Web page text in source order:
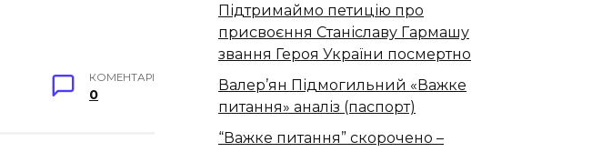
КОМЕНТАРІ
0
Підтримаймо петицію про
присвоєння Станіславу Гармашу
звання Героя України посмертно
Валер’ян Підмогильний «Важке
питання» аналіз (паспорт)
“Важке питання” скорочено –